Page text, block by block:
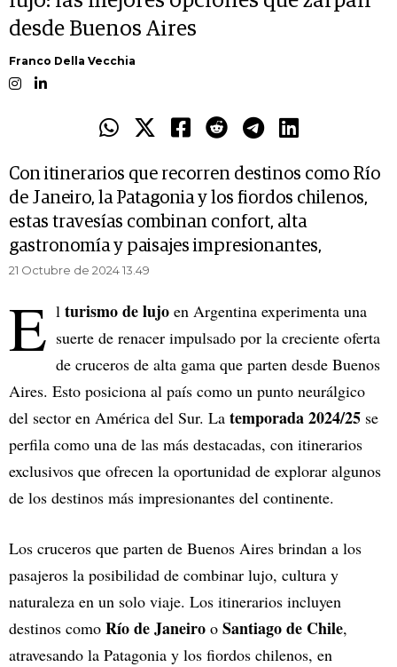
desde Buenos Aires
Franco Della Vecchia
Con itinerarios que recorren destinos como Río
de Janeiro, la Patagonia y los fiordos chilenos,
estas travesías combinan confort, alta
gastronomía y paisajes impresionantes,
21 Octubre de 2024 13.49
E l turismo de lujo en Argentina experimenta una
suerte de renacer impulsado por la creciente oferta
de cruceros de alta gama que parten desde Buenos
Aires. Esto posiciona al país como un punto neurálgico
del sector en América del Sur. La temporada 2024/25 se
perfila como una de las más destacadas, con itinerarios
exclusivos que ofrecen la oportunidad de explorar algunos
de los destinos más impresionantes del continente.
Los cruceros que parten de Buenos Aires brindan a los
pasajeros la posibilidad de combinar lujo, cultura y
naturaleza en un solo viaje. Los itinerarios incluyen
destinos como Río de Janeiro o Santiago de Chile,
atravesando la Patagonia y los fiordos chilenos, en